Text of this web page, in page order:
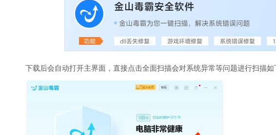
下载后会自动打开主界面，直接点击全面扫描会对系统异常等问题进行扫描如